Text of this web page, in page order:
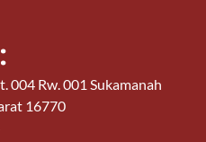
004 Rw. 001 Sukamanah
16770